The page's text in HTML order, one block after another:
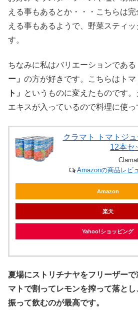
える事もあるとか・・・こちらは
える事もあるようで、野菜スティ
す。
ちなみに私はバリエーションである
ー」 の方が好きです。こちらはト
ト」
というものに変えたものです
エキスが入っているので料理に使っ
クラマト トマトジ
12本セ
Amazonの商品レビ
Amazon
楽天
Yahoo!ショッピング
夏場にストリチナヤをフリーザー
マトで割ってレモンを搾って落と
振って飲むのが最高です。